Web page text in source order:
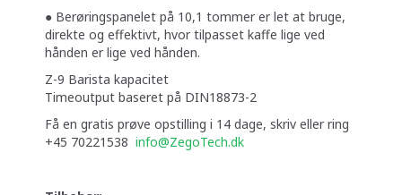
● Berøringspanelet på 10,1 tommer er let at bruge,
direkte og effektivt, hvor tilpasset kaffe lige ved
hånden er lige ved hånden.
Z-9 Barista kapacitet
Timeoutput baseret på DIN18873-2
Få en gratis prøve opstilling i 14 dage, skriv eller ring
+45 70221538 info@ZegoTech.dk